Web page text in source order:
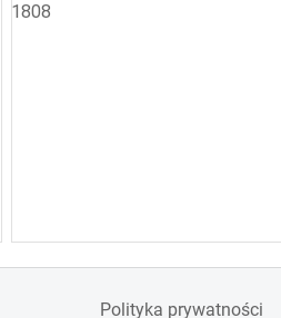
1808
Polityka prywatności